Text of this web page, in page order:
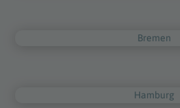
Bremen
Hamburg